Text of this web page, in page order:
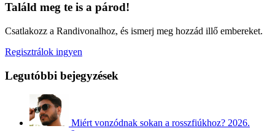
Találd meg te is a párod!
Csatlakozz a Randivonalhoz, és ismerj meg hozzád illő embereket.
Regisztrálok ingyen
Legutóbbi bejegyzések
Miért vonzódnak sokan a rosszfiúkhoz? 2026.